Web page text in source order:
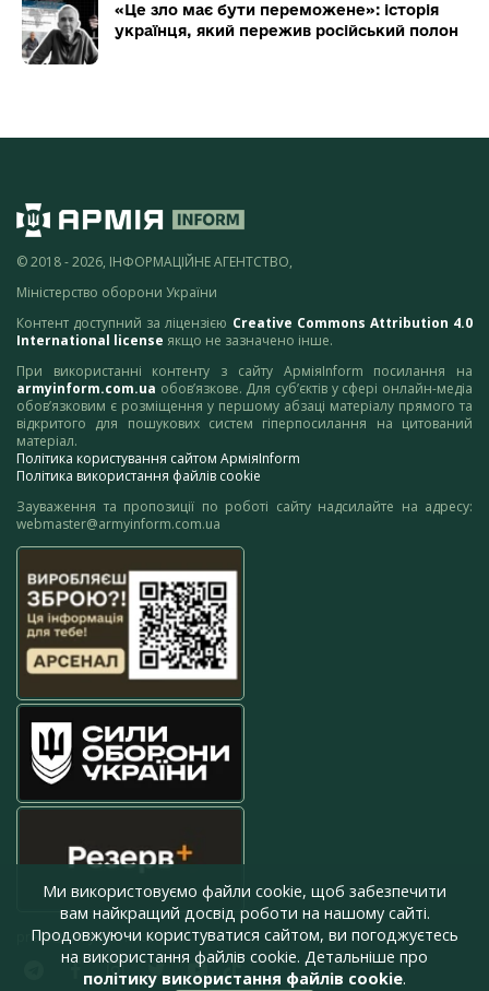
«Це зло має бути переможене»: історія
українця, який пережив російський полон
© 2018 - 2026, ІНФОРМАЦІЙНЕ АГЕНТСТВО,
Міністерство оборони України
Контент доступний за ліцензією Creative Commons Attribution 4.0
International license якщо не зазначено інше.
При використанні контенту з сайту АрміяInform посилання на
armyinform.com.ua обов’язкове. Для суб’єктів у сфері онлайн-медіа
обов’язковим є розміщення у першому абзаці матеріалу прямого та
відкритого для пошукових систем гіперпосилання на цитований
матеріал.
Політика користування сайтом АрміяInform
Політика використання файлів cookie
Зауваження та пропозиції по роботі сайту надсилайте на адресу:
webmaster@armyinform.com.ua
press@armyinform.com.ua
Ми використовуємо файли cookie, щоб забезпечити
вам найкращий досвід роботи на нашому сайті.
Продовжуючи користуватися сайтом, ви погоджуєтесь
на використання файлів cookie. Детальніше про
політику використання файлів cookie.